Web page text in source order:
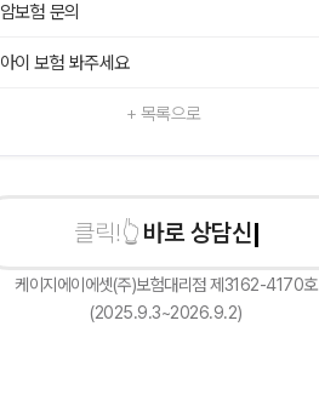
암보험 문의
아이 보험 봐주세요
+ 목록으로
바로 상담신청하기
케이지에이에셋(주)보험대리점 제3162-4170호
(2025.9.3~2026.9.2)